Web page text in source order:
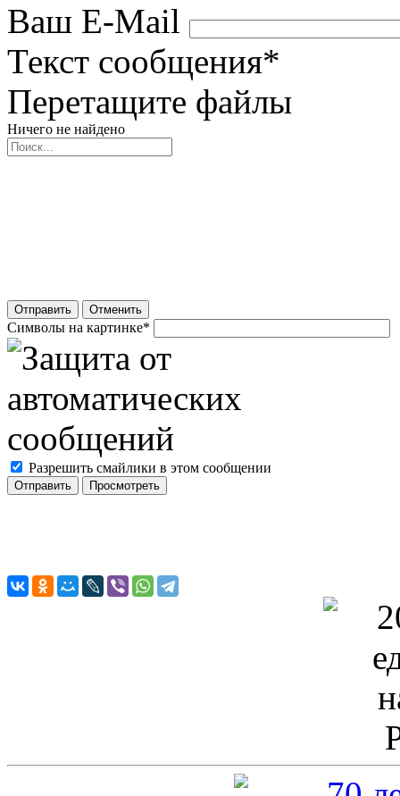
Ваш E-Mail
Текст сообщения*
Перетащите файлы
Ничего не найдено
Отправить Отменить
Символы на картинке*
Разрешить смайлики в этом сообщении